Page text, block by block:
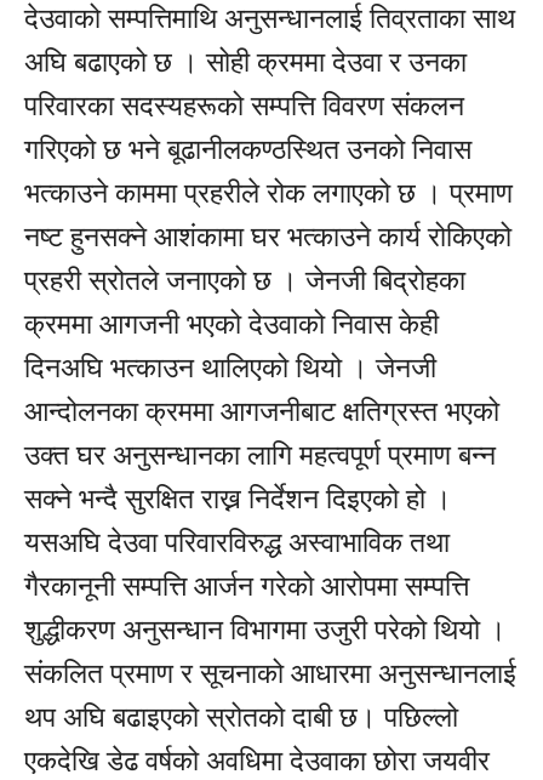
देउवाको सम्पत्तिमाथि अनुसन्धानलाई तिव्रताका साथ
अघि बढाएको छ । सोही क्रममा देउवा र उनका
परिवारका सदस्यहरूको सम्पत्ति विवरण संकलन
गरिएको छ भने बूढानीलकण्ठस्थित उनको निवास
भत्काउने काममा प्रहरीले रोक लगाएको छ । प्रमाण
नष्ट हुनसक्ने आशंकामा घर भत्काउने कार्य रोकिएको
प्रहरी स्रोतले जनाएको छ । जेनजी बिद्रोहका
क्रममा आगजनी भएको देउवाको निवास केही
दिनअघि भत्काउन थालिएको थियो । जेनजी
आन्दोलनका क्रममा आगजनीबाट क्षतिग्रस्त भएको
उक्त घर अनुसन्धानका लागि महत्वपूर्ण प्रमाण बन्न
सक्ने भन्दै सुरक्षित राख्न निर्देशन दिइएको हो ।
यसअघि देउवा परिवारविरुद्ध अस्वाभाविक तथा
गैरकानूनी सम्पत्ति आर्जन गरेको आरोपमा सम्पत्ति
शुद्धीकरण अनुसन्धान विभागमा उजुरी परेको थियो ।
संकलित प्रमाण र सूचनाको आधारमा अनुसन्धानलाई
थप अघि बढाइएको स्रोतको दाबी छ। पछिल्लो
एकदेखि डेढ वर्षको अवधिमा देउवाका छोरा जयवीर